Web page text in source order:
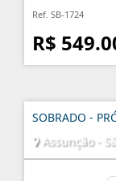
Ref. SB-1724
R$
SOBRADO -
Assunção -